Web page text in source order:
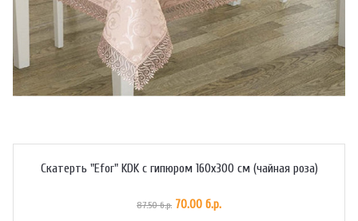
Скатерть "Efor" KDK с гипюром 160х300 см (чайная роза)
87.50 б.р. 70.00 б.р.